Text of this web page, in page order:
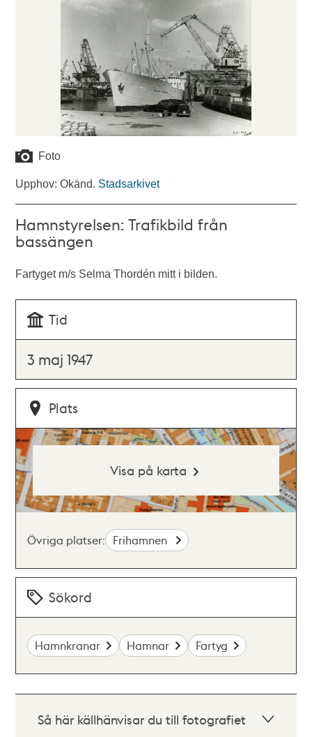
Foto
Upphov: Okänd. Stadsarkivet
Hamnstyrelsen: Trafikbild från
bassängen
Fartyget m/s Selma Thordén mitt i bilden.
Tid
3 maj 1947
Plats
Visa på karta
Övriga platser: Frihamnen
Sökord
Hamnkranar Hamnar Fartyg
Så här källhänvisar du till fotografiet